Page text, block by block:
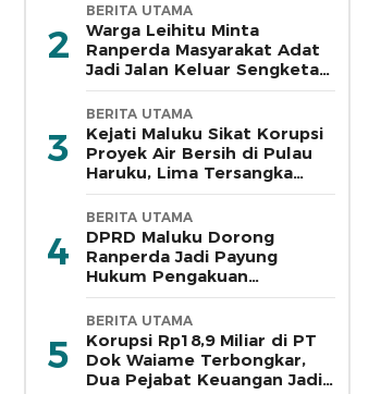
2
BERITA UTAMA
Warga Leihitu Minta
Ranperda Masyarakat Adat
Jadi Jalan Keluar Sengketa
Enam Dusun Tanjung Sial
3
BERITA UTAMA
Kejati Maluku Sikat Korupsi
Proyek Air Bersih di Pulau
Haruku, Lima Tersangka
Ditahan
4
BERITA UTAMA
DPRD Maluku Dorong
Ranperda Jadi Payung
Hukum Pengakuan
Masyarakat Adat
5
BERITA UTAMA
Korupsi Rp18,9 Miliar di PT
Dok Waiame Terbongkar,
Dua Pejabat Keuangan Jadi